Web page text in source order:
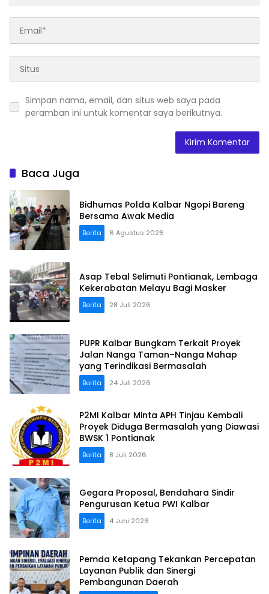
Simpan nama, email, dan situs web saya pada
peramban ini untuk komentar saya berikutnya.
Baca Juga
Bidhumas Polda Kalbar Ngopi Bareng
Bersama Awak Media
Berita 6 Agustus 2026
Asap Tebal Selimuti Pontianak, Lembaga
Kekerabatan Melayu Bagi Masker
Berita 28 Juli 2026
PUPR Kalbar Bungkam Terkait Proyek
Jalan Nanga Taman–Nanga Mahap
yang Terindikasi Bermasalah
Berita 24 Juli 2026
P2MI Kalbar Minta APH Tinjau Kembali
Proyek Diduga Bermasalah yang Diawasi
BWSK 1 Pontianak
Berita 8 Juli 2026
Gegara Proposal, Bendahara Sindir
Pengurusan Ketua PWI Kalbar
Berita 4 Juni 2026
Pemda Ketapang Tekankan Percepatan
Layanan Publik dan Sinergi
Pembangunan Daerah